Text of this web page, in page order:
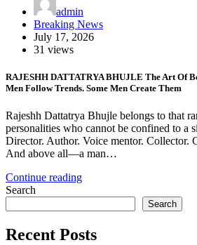
admin
Breaking News
July 17, 2026
31 views
RAJESHH DATTATRYA BHUJLE The Art Of
Men Follow Trends. Some Men Create Them
Rajeshh Dattatrya Bhujle belongs to that
personalities who cannot be confined to a
Director. Author. Voice mentor. Collector.
And above all—a man…
Continue reading
Search
Search
Recent Posts